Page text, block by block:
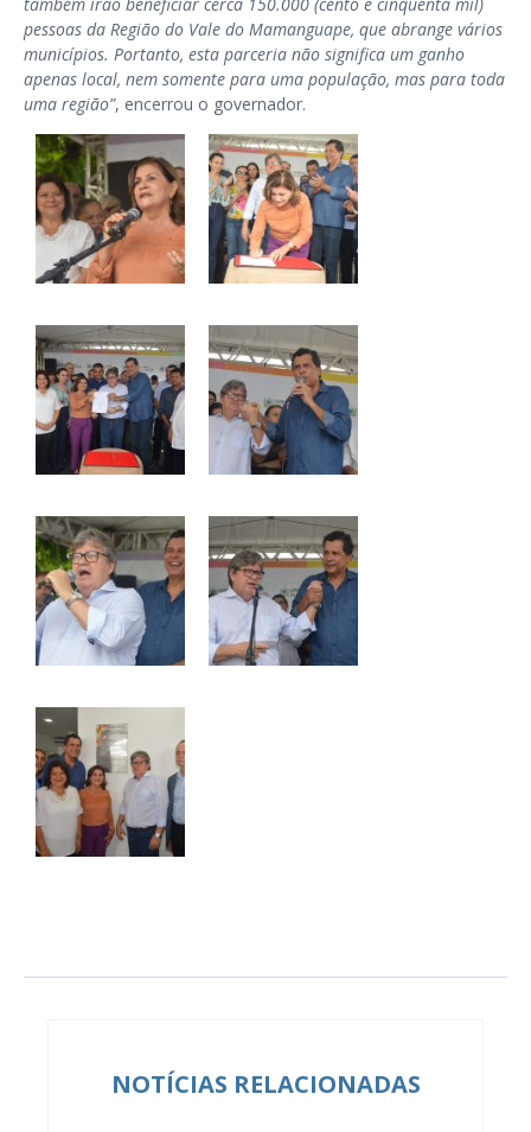
pessoas da Região do Vale do Mamanguape, que abrange vários
municípios. Portanto, esta parceria não significa um ganho
apenas local, nem somente para uma população, mas para toda
uma região”, encerrou o governador.
NOTÍCIAS RELACIONADAS